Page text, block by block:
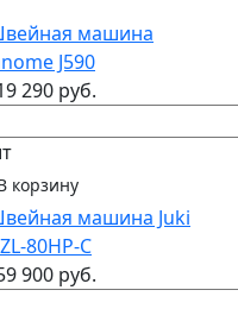
машина
J590
290 руб.
корзину
машина Juki
80HP-С
900 руб.